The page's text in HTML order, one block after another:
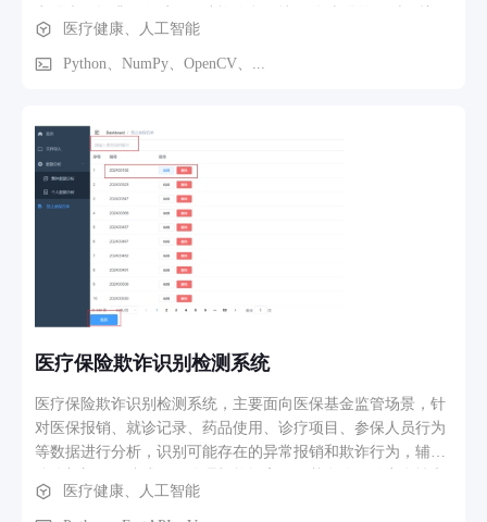
像中的组织结构和边缘细节，避免过度平滑 - 自动参数优化 ：
基于贝叶斯优化算法自动搜索最优网络参数和超参数配置 - 多
助医生更清晰地观察病变区域，提高诊断准确性。
医疗健康、人工智能
Python、NumPy、OpenCV、...
医疗保险欺诈识别检测系统
医疗保险欺诈识别检测系统，主要面向医保基金监管场景，针
对医保报销、就诊记录、药品使用、诊疗项目、参保人员行为
等数据进行分析，识别可能存在的异常报销和欺诈行为，辅助
透明度。 在实际业务中，医疗保险欺诈通常表现为以下几类问
医疗健康、人工智能